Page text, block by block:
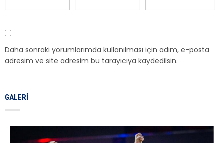
Daha sonraki yorumlarımda kullanılması için adım, e-posta
adresim ve site adresim bu tarayıcıya kaydedilsin.
GALERI